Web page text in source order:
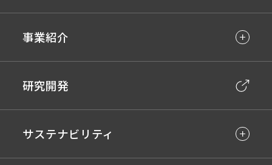
事業紹介
研究開発
サステナビリティ